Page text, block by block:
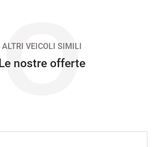
O
ALTRI VEICOLI SIMILI
Le nostre offerte